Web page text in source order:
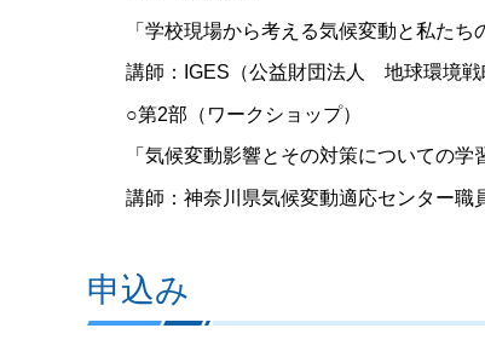
「学校現場から考える気候変動と私たち
講師：IGES（公益財団法人 地球環境
○第2部（ワークショップ）
「気候変動影響とその対策についての学
講師：神奈川県気候変動適応センター職
申込み